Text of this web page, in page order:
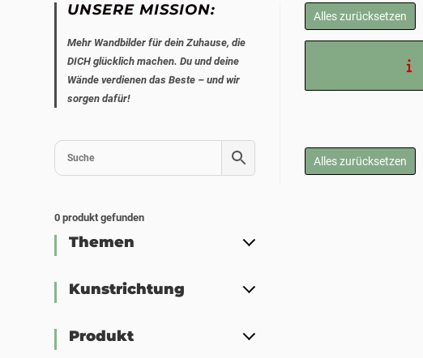
Alles zurücksetzen
Alles zurücksetzen
UNSERE MISSION:
Mehr Wandbilder für dein Zuhause, die
DICH glücklich machen. Du und deine
Wände verdienen das Beste – und wir
sorgen dafür!
0 produkt gefunden
Themen
Kunstrichtung
Produkt